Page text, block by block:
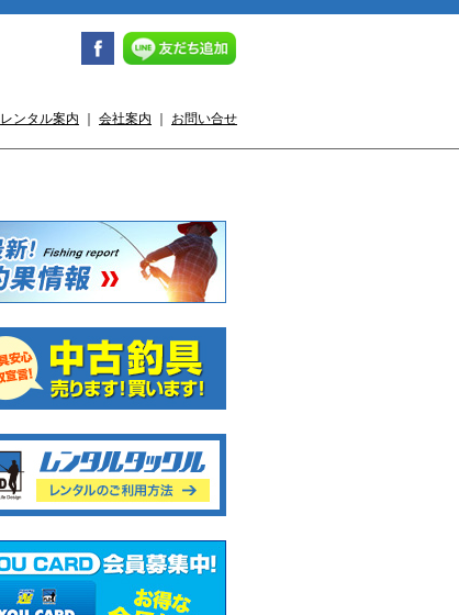
レンタル案内 会社案内 お問い合せ